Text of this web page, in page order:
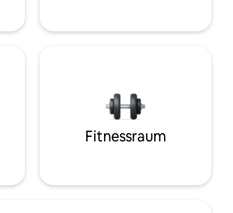
Fitnessraum